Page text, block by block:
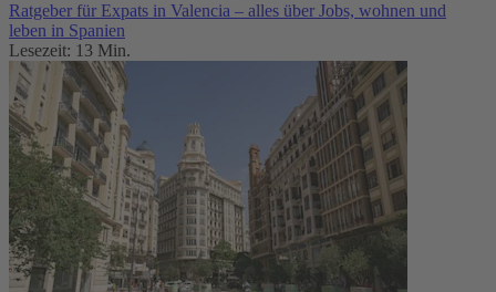
Ratgeber für Expats in Valencia – alles über Jobs, wohnen und
leben in Spanien
Lesezeit: 13 Min.